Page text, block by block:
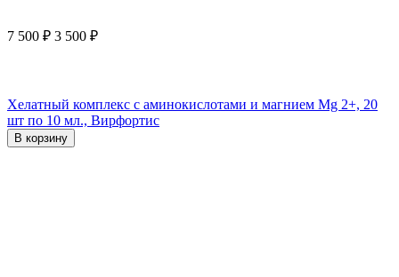
7 500 ₽ 3 500 ₽
Хелатный комплекс с аминокислотами и магнием Mg 2+, 20
шт по 10 мл., Вирфортис
В корзину